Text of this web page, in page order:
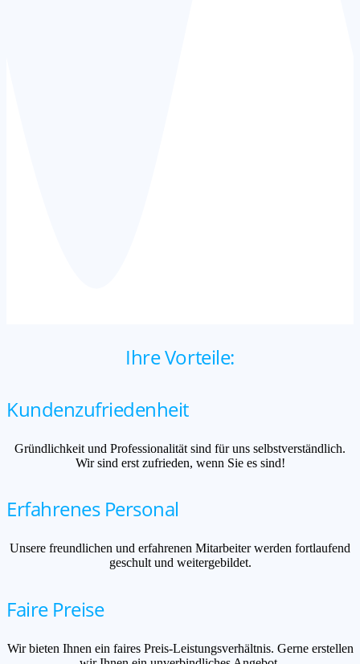
Ihre Vorteile:
Kundenzufriedenheit
Gründlichkeit und Professionalität sind für uns selbstverständlich.
Wir sind erst zufrieden, wenn Sie es sind!
Erfahrenes Personal
Unsere freundlichen und erfahrenen Mitarbeiter werden fortlaufend
geschult und weitergebildet.
Faire Preise
Wir bieten Ihnen ein faires Preis-Leistungsverhältnis. Gerne erstellen